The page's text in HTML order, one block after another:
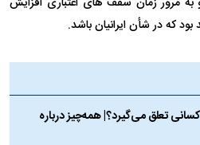
که در شأن ایرانیان باشد.
کسانی تعلق می‌گیرد؟| همه‌چیز درباره